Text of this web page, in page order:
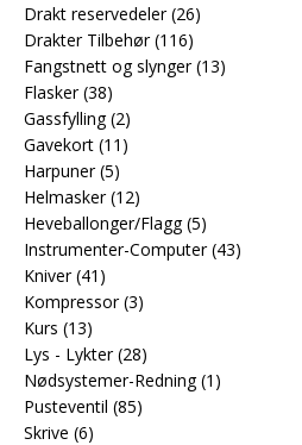
Drakt reservedeler (26)
Drakter Tilbehør (116)
Fangstnett og slynger (13)
Flasker (38)
Gassfylling (2)
Gavekort (11)
Harpuner (5)
Helmasker (12)
Heveballonger/Flagg (5)
Instrumenter-Computer (43)
Kniver (41)
Kompressor (3)
Kurs (13)
Lys - Lykter (28)
Nødsystemer-Redning (1)
Pusteventil (85)
Skrive (6)